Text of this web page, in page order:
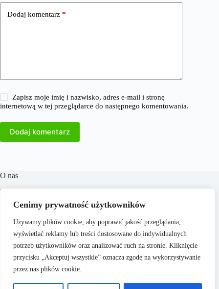
Cenimy prywatność użytkowników
Używamy plików cookie, aby poprawić jakość przeglądania,
wyświetlać reklamy lub treści dostosowane do indywidualnych
potrzeb użytkowników oraz analizować ruch na stronie. Kliknięcie
przycisku „Akceptuj wszystkie” oznacza zgodę na wykorzystywanie
przez nas plików cookie.
Dodaj komentarz *
Zapisz moje imię i nazwisko, adres e-mail i stronę
internetową w tej przeglądarce do następnego komentowania.
Dodaj komentarz
O nas
​38Milionow.pl to portal internetowy oferujący aktualne
informacje i analizy z dziedzin takich jak biznes, finanse,
praca, technologia, marketing i prawo. Naszym celem jest
dostarczanie rzetelnych treści, które wspierają czytelników w
podejmowaniu świadomych decyzji oraz inspirują do
działania. Dbamy o to, aby nasze artykuły były zrozumiałe i
dostępne dla każdego, niezależnie od poziomu wiedzy.